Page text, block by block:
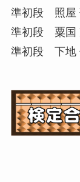
準初段 照
準初段 粟国
準初段 下